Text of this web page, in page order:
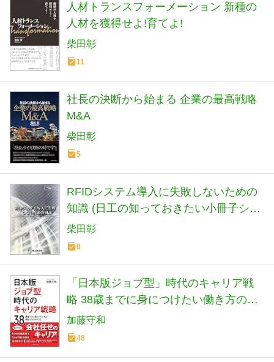
人材トランスフォーメーション 新種の
人材を獲得せよ!育てよ!
柴田彰
11
社長の決断から始まる 企業の最高戦略
M&A
柴田彰
5
RFIDシステム導入に失敗しないための
知識 (日工の知っておきたい小冊子シリ
ーズ)
柴田彰
0
「日本版ジョブ型」時代のキャリア戦
略 38歳までに身につけたい働き方のか
たち
加藤守和
48